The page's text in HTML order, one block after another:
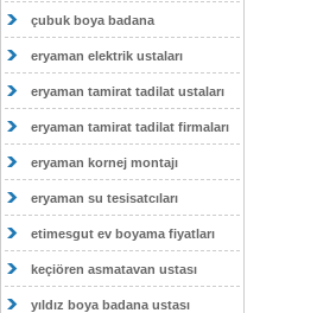
çubuk boya badana
eryaman elektrik ustaları
eryaman tamirat tadilat ustaları
eryaman tamirat tadilat firmaları
eryaman kornej montajı
eryaman su tesisatcıları
etimesgut ev boyama fiyatları
keçiören asmatavan ustası
yıldız boya badana ustası